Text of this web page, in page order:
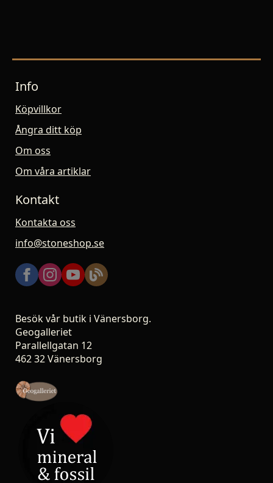
Info
Köpvillkor
Ångra ditt köp
Om oss
Om våra artiklar
Kontakt
Kontakta oss
info@stoneshop.se
Besök vår butik i Vänersborg.
Geogalleriet
Parallellgatan 12
462 32 Vänersborg